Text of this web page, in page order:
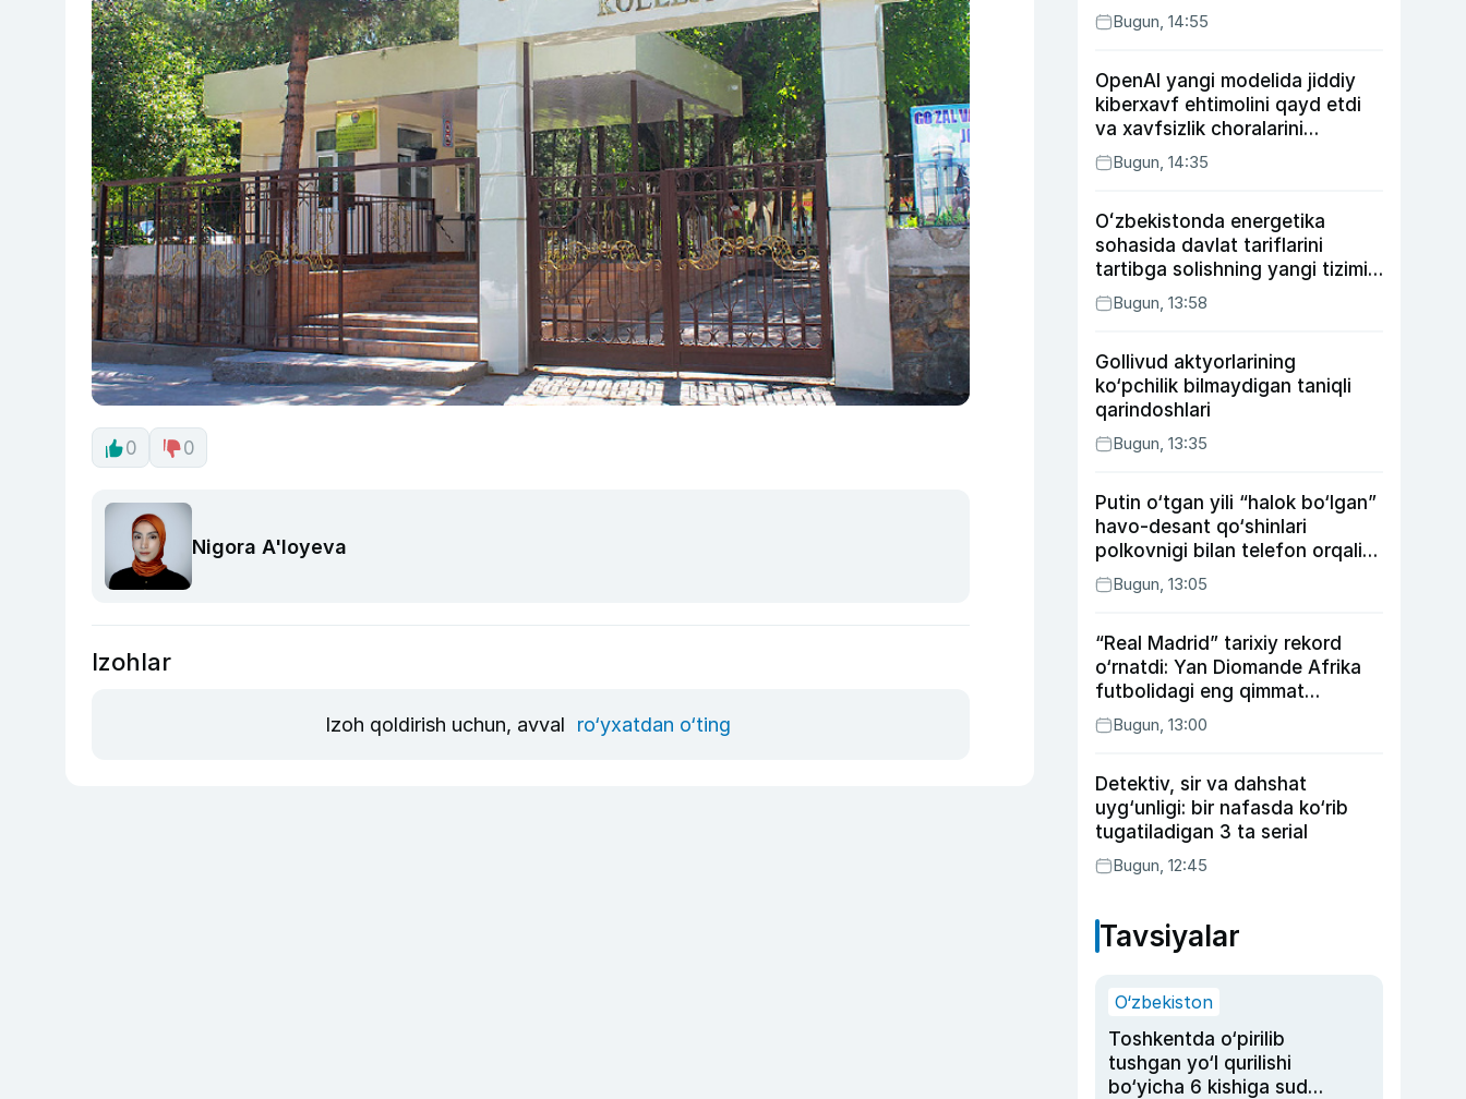
0 0
Nigora A'loyeva
Izohlar
Izoh qoldirish uchun, avval ro‘yxatdan o‘ting
Bugun, 14:55
OpenAI yangi modelida jiddiy
kiberxavf ehtimolini qayd etdi
va xavfsizlik choralarini
kuchaytirdi
Bugun, 14:35
Oʻzbekistonda energetika
sohasida davlat tariflarini
tartibga solishning yangi tizimi
joriy etildi
Bugun, 13:58
Gollivud aktyorlarining
ko‘pchilik bilmaydigan taniqli
qarindoshlari
Bugun, 13:35
Putin o‘tgan yili “halok bo‘lgan”
havo-desant qo‘shinlari
polkovnigi bilan telefon orqali
suhbatlashdi
Bugun, 13:05
“Real Madrid” tarixiy rekord
o‘rnatdi: Yan Diomande Afrika
futbolidagi eng qimmat
transferga aylandi
Bugun, 13:00
Detektiv, sir va dahshat
uyg‘unligi: bir nafasda ko‘rib
tugatiladigan 3 ta serial
Bugun, 12:45
Tavsiyalar
O‘zbekiston
Toshkentda o‘pirilib
tushgan yo‘l qurilishi
bo‘yicha 6 kishiga sud